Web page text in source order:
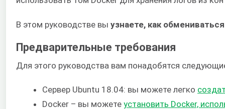
В этом руководстве вы узнаете, как
Предварительные требования
Для этого руководства вам понадобятся
Сервер Ubuntu 18.04: вы можете легко
Docker – вы можете установить Docker,